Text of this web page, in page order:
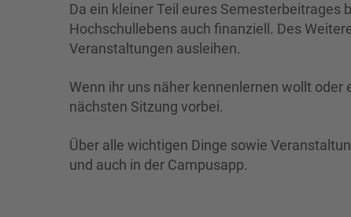
Da ein kleiner Teil eures
Hochschullebens auch finanziell. Des
Veranstaltungen ausleihen.
Wenn ihr uns näher kennenlernen wollt
nächsten Sitzung vorbei.
Über alle wichtigen Dinge sowie
und auch in der Campusapp.